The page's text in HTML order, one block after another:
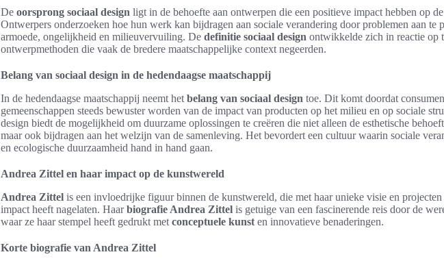
De oorsprong sociaal design ligt in de behoefte aan ontwerpen die een positieve impact hebben op
Ontwerpers onderzoeken hoe hun werk kan bijdragen aan sociale verandering door problemen aan te
armoede, ongelijkheid en milieuvervuiling. De definitie sociaal design ontwikkelde zich in reactie op
ontwerpmethoden die vaak de bredere maatschappelijke context negeerden.
Belang van sociaal design in de hedendaagse maatschappij
In de hedendaagse maatschappij neemt het belang van sociaal design toe. Dit komt doordat
gemeenschappen steeds bewuster worden van de impact van producten op het milieu en op sociale
design biedt de mogelijkheid om duurzame oplossingen te creëren die niet alleen de esthetische
maar ook bijdragen aan het welzijn van de samenleving. Het bevordert een cultuur waarin sociale
en ecologische duurzaamheid hand in hand gaan.
Andrea Zittel en haar impact op de kunstwereld
Andrea Zittel is een invloedrijke figuur binnen de kunstwereld, die met haar unieke visie en
impact heeft nagelaten. Haarbiografie Andrea Zittel is getuige van een fascinerende reis door de
waar ze haar stempel heeft gedrukt met conceptuele kunst en innovatieve benaderingen.
Korte biografie van Andrea Zittel